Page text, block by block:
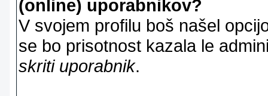
(online) uporabnikov?
V svojem profilu boš našel
se bo prisotnost kazala le
skriti uporabnik.